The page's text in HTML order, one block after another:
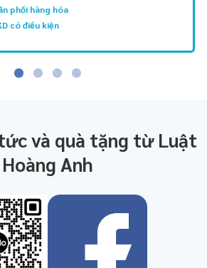
phối hàng hóa
có điều kiện
và quà tặng từ Luật
Hoàng Anh